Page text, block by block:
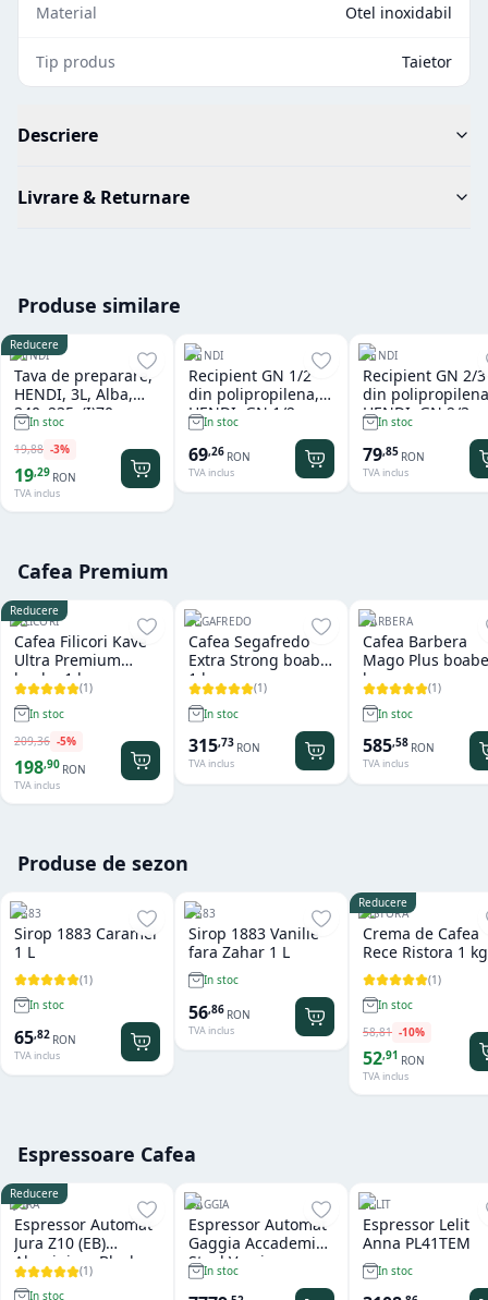
Material Otel inoxidabil
Tip produs Taietor
Descriere
Livrare & Returnare
Produse similare
Reducere
HENDI
Tava de preparare,
HENDI, 3L, Alba,
340x235x(I)70mm,
Dreptunghiulara
In stoc
19,88 -3%
19,29 RON
TVA inclus
HENDI
Recipient GN 1/2
din polipropilena,
HENDI, GN 1/2,
12,5L, Transparent,
325x265x(H)200mm,
Dreptunghiular
In stoc
69,26 RON
TVA inclus
HENDI
Recipient GN 2/3
din
HENDI, GN 2/3,
13,5L,
Dreptunghiular
In stoc
79,85 RON
TVA inclus
Cafea Premium
Reducere
FILICORI
Cafea Filicori Kave
Ultra Premium
boabe 1 kg
(1)
In stoc
209,36 -5%
198,90 RON
TVA inclus
SEGAFREDO
Cafea Segafredo
Extra Strong boabe
1 kg
(1)
In stoc
315,73 RON
TVA inclus
BARBERA
Cafea Barbera
Mago Plus
kg
(1)
In stoc
585,58 RON
TVA inclus
Produse de sezon
1883
Sirop 1883 Caramel
1 L
(1)
In stoc
65,82 RON
TVA inclus
1883
Sirop 1883 Vanilie
fara Zahar 1 L
In stoc
56,86 RON
TVA inclus
Reducere
RISTORA
Crema de Cafea
Rece Ristora 1 kg
(1)
In stoc
58,81 -10%
52,91 RON
TVA inclus
Espressoare Cafea
Reducere
JURA
Espressor Automat
Jura Z10 (EB)
Aluminium Black
(1)
In stoc
GAGGIA
Espressor Automat
Gaggia Accademia
Steel Version
In stoc
LELIT
Espressor Lelit
Anna PL41TEM
In stoc